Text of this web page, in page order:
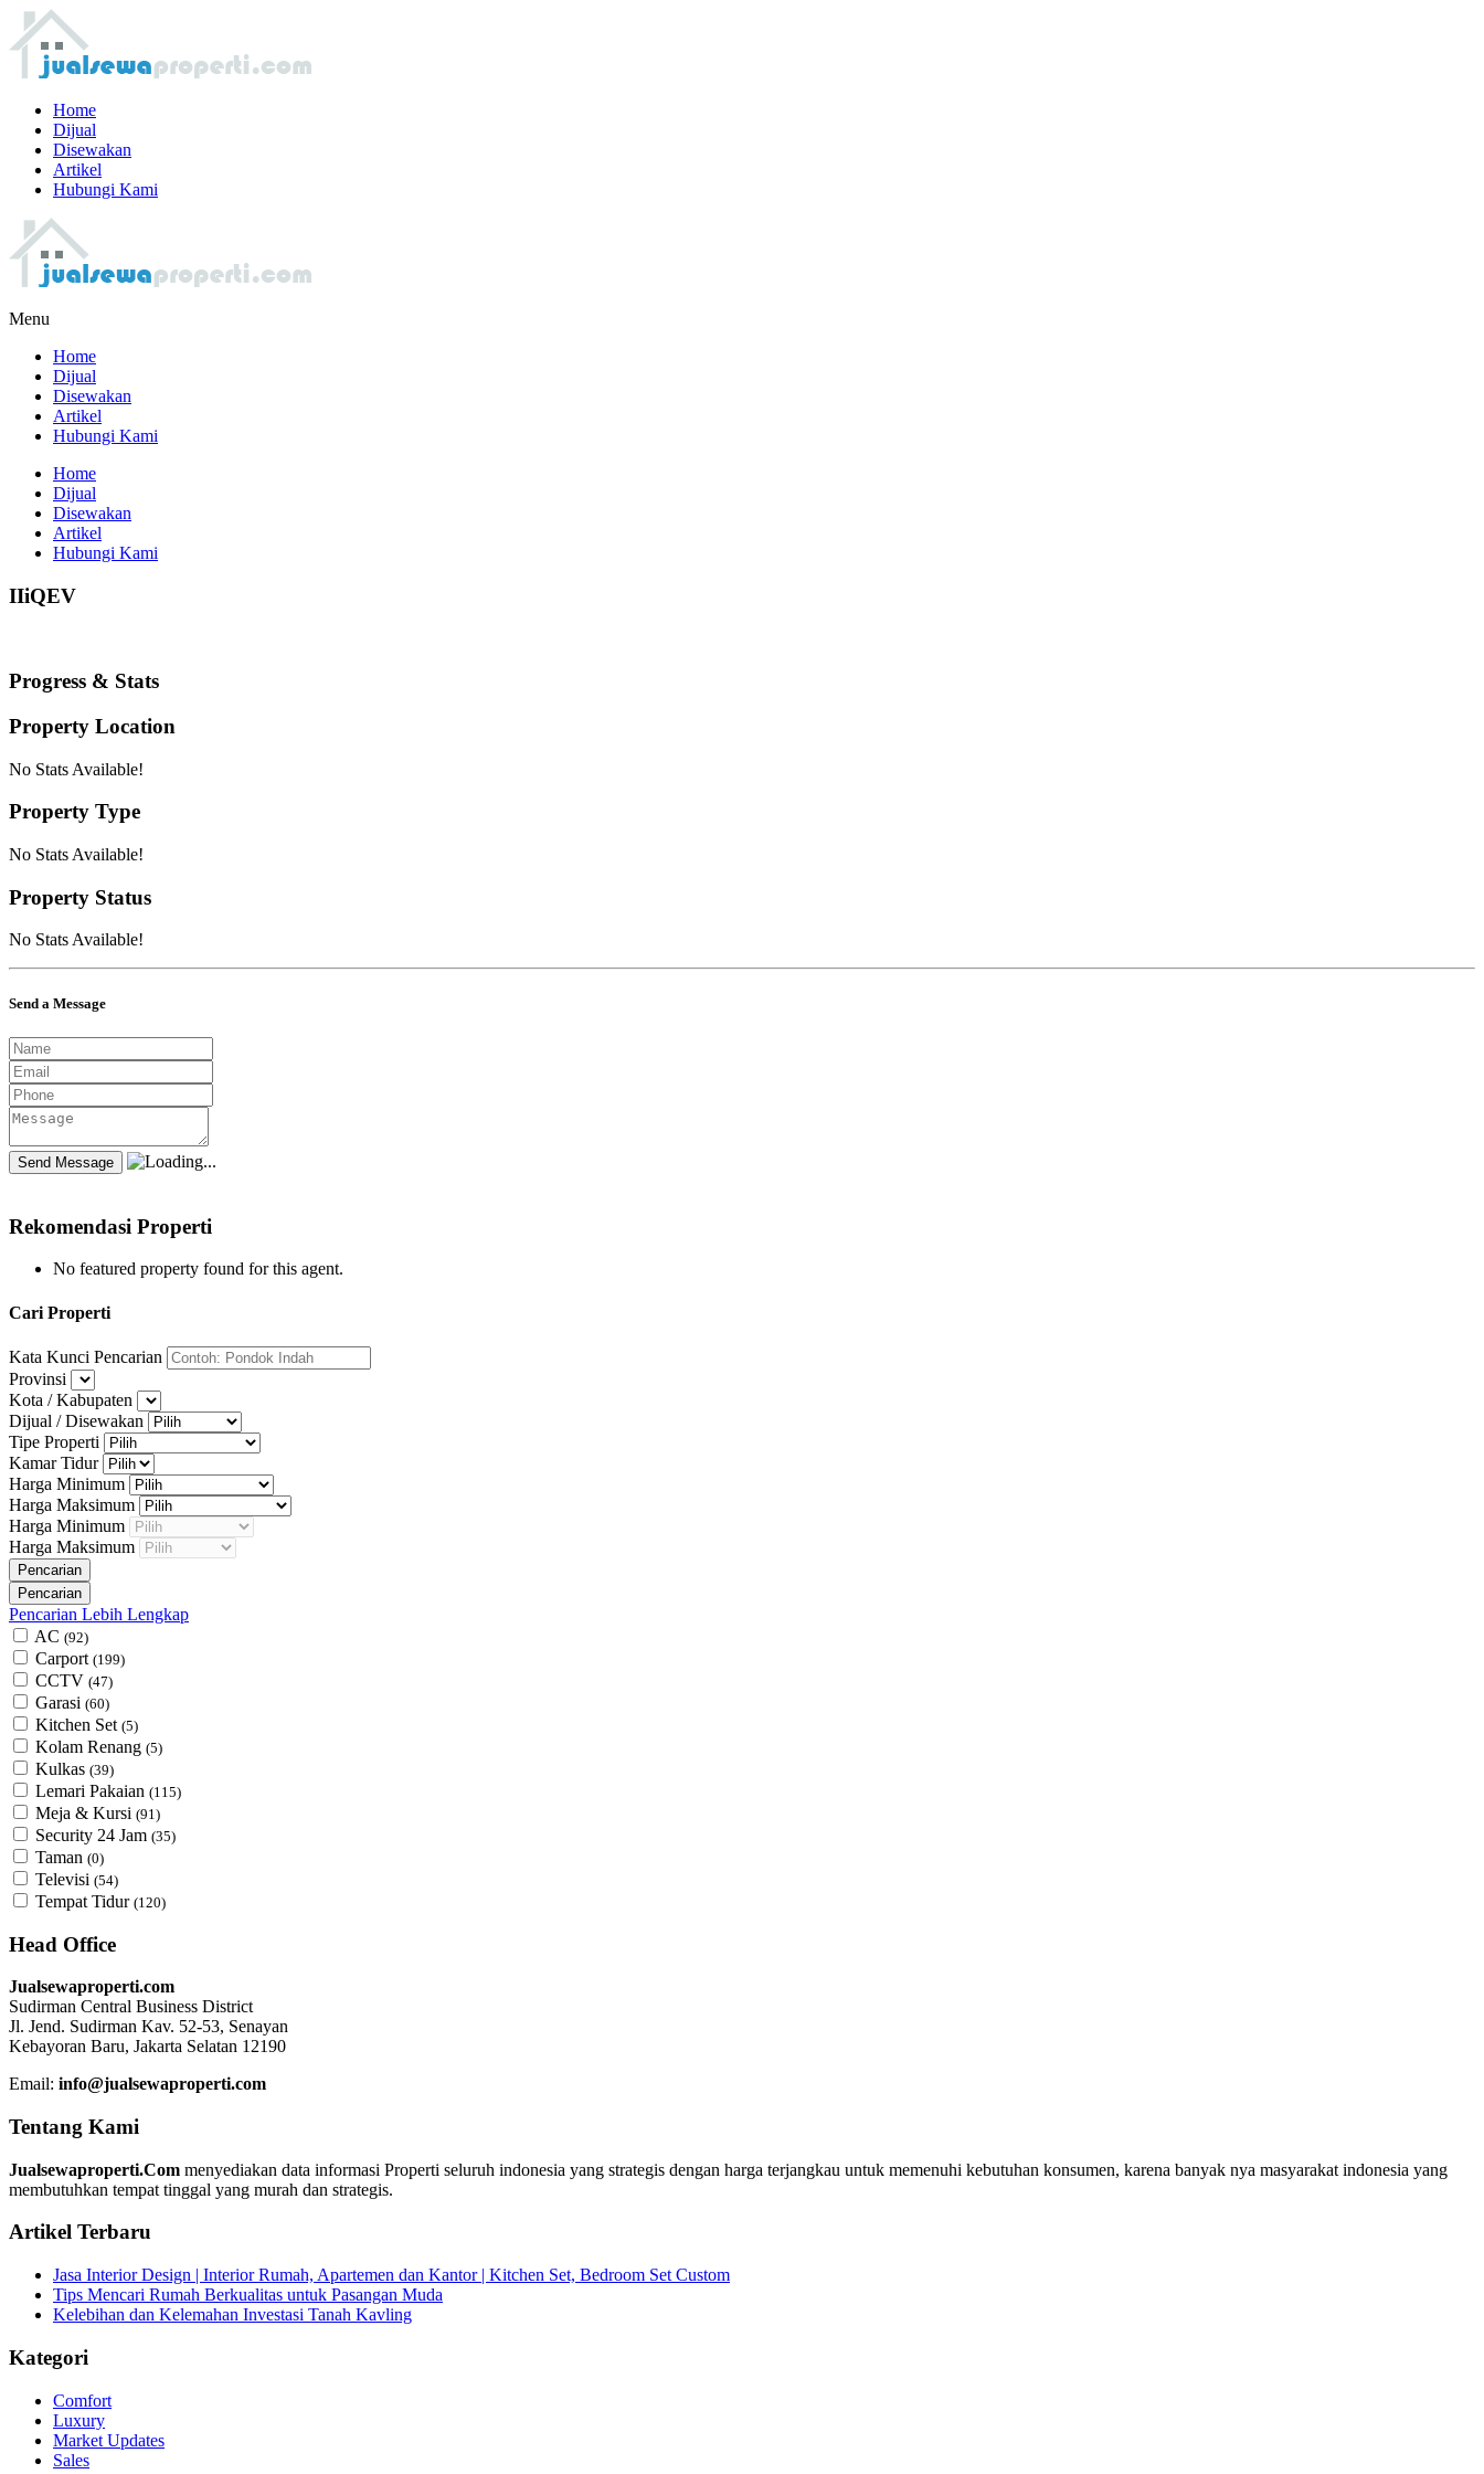
Home
Dijual
Disewakan
Artikel
Hubungi Kami
Menu
Home
Dijual
Disewakan
Artikel
Hubungi Kami
Home
Dijual
Disewakan
Artikel
Hubungi Kami
IIiQEV
Progress & Stats
Property Location
No Stats Available!
Property Type
No Stats Available!
Property Status
No Stats Available!
Send a Message
Rekomendasi Properti
No featured property found for this agent.
Cari Properti
Kata Kunci Pencarian
Provinsi
Kota / Kabupaten
Dijual / Disewakan
Tipe Properti
Kamar Tidur
Harga Minimum
Harga Maksimum
Harga Minimum
Harga Maksimum
Pencarian Lebih Lengkap
AC (92)
Carport (199)
CCTV (47)
Garasi (60)
Kitchen Set (5)
Kolam Renang (5)
Kulkas (39)
Lemari Pakaian (115)
Meja & Kursi (91)
Security 24 Jam (35)
Taman (0)
Televisi (54)
Tempat Tidur (120)
Head Office
Jualsewaproperti.com
Sudirman Central Business District
Jl. Jend. Sudirman Kav. 52-53, Senayan
Kebayoran Baru, Jakarta Selatan 12190
Email: info@jualsewaproperti.com
Tentang Kami
Jualsewaproperti.Com menyediakan data informasi Properti seluruh indonesia yang strategis dengan harga terjangkau untuk memenuhi kebutuhan konsumen, karena banyak nya masyarakat indonesia yang
membutuhkan tempat tinggal yang murah dan strategis.
Artikel Terbaru
Jasa Interior Design | Interior Rumah, Apartemen dan Kantor | Kitchen Set, Bedroom Set Custom
Tips Mencari Rumah Berkualitas untuk Pasangan Muda
Kelebihan dan Kelemahan Investasi Tanah Kavling
Kategori
Comfort
Luxury
Market Updates
Sales